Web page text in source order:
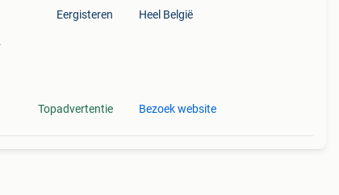
Eergisteren
Topadvertentie
Heel België
Bezoek website